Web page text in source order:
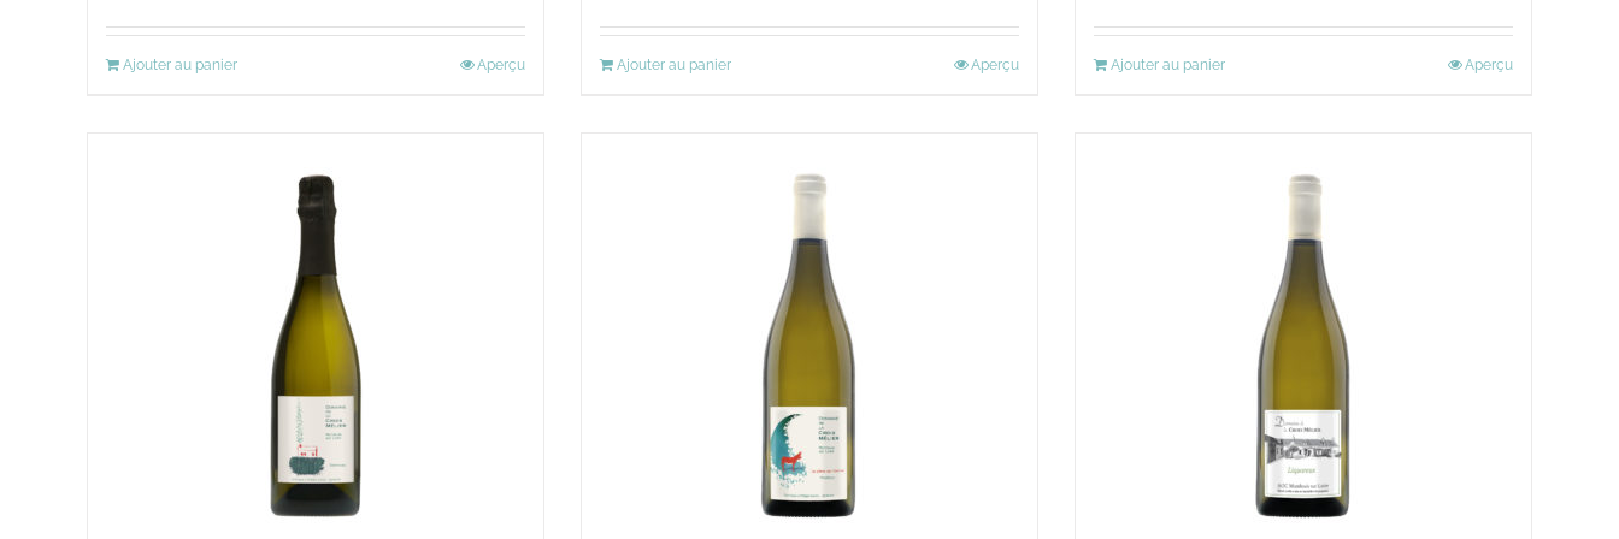
Ajouter au panier Aperçu Ajouter au panier Aperçu Ajouter au panier Aperçu